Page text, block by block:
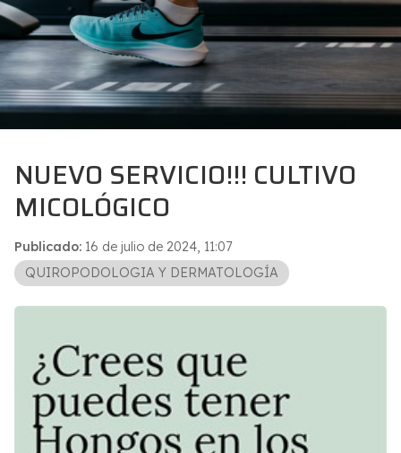
NUEVO SERVICIO!!! CULTIVO
MICOLÓGICO
Publicado: 16 de julio de 2024, 11:07
QUIROPODOLOGIA Y DERMATOLOGÍA